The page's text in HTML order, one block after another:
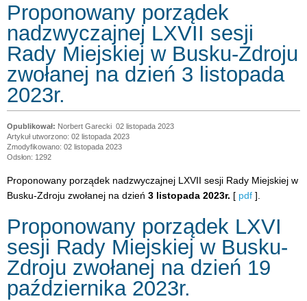
Proponowany porządek
nadzwyczajnej LXVII sesji
Rady Miejskiej w Busku-Zdroju
zwołanej na dzień 3 listopada
2023r.
Norbert Garecki 02 listopada 2023
Artykuł utworzono: 02 listopada 2023
Zmodyfikowano: 02 listopada 2023
Odsłon: 1292
Proponowany porządek nadzwyczajnej LXVII sesji Rady Miejskiej w
Busku-Zdroju zwołanej na dzień 3 listopada 2023r. [ pdf ].
Proponowany porządek LXVI
sesji Rady Miejskiej w Busku-
Zdroju zwołanej na dzień 19
października 2023r.